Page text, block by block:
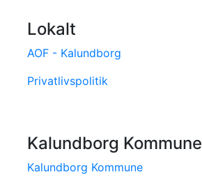
Lokalt
AOF - Kalundborg
Privatlivspolitik
Kalundborg Kommune
Kalundborg Kommune